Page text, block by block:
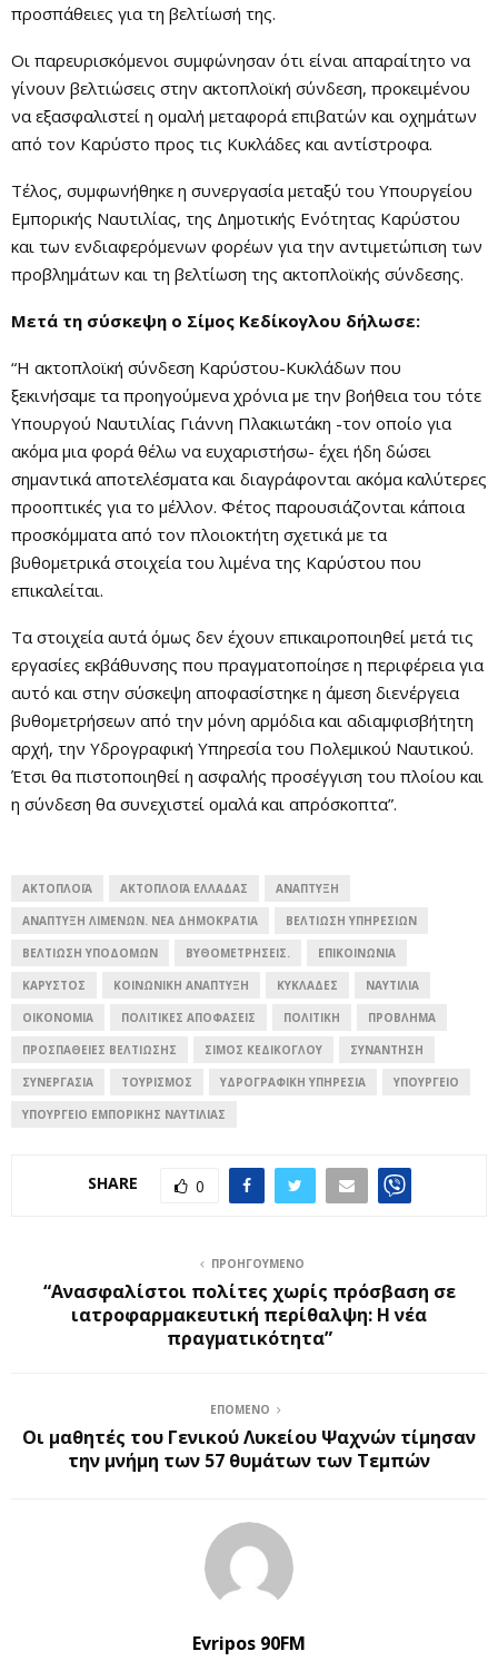
προσπάθειες για τη βελτίωσή της.
Οι παρευρισκόμενοι συμφώνησαν ότι είναι απαραίτητο να
γίνουν βελτιώσεις στην ακτοπλοϊκή σύνδεση, προκειμένου
να εξασφαλιστεί η ομαλή μεταφορά επιβατών και οχημάτων
από τον Καρύστο προς τις Κυκλάδες και αντίστροφα.
Τέλος, συμφωνήθηκε η συνεργασία μεταξύ του Υπουργείου
Εμπορικής Ναυτιλίας, της Δημοτικής Ενότητας Καρύστου
και των ενδιαφερόμενων φορέων για την αντιμετώπιση των
προβλημάτων και τη βελτίωση της ακτοπλοϊκής σύνδεσης.
Μετά τη σύσκεψη ο Σίμος Κεδίκογλου δήλωσε:
“Η ακτοπλοϊκή σύνδεση Καρύστου-Κυκλάδων που
ξεκινήσαμε τα προηγούμενα χρόνια με την βοήθεια του τότε
Υπουργού Ναυτιλίας Γιάννη Πλακιωτάκη -τον οποίο για
ακόμα μια φορά θέλω να ευχαριστήσω- έχει ήδη δώσει
σημαντικά αποτελέσματα και διαγράφονται ακόμα καλύτερες
προοπτικές για το μέλλον. Φέτος παρουσιάζονται κάποια
προσκόμματα από τον πλοιοκτήτη σχετικά με τα
βυθομετρικά στοιχεία του λιμένα της Καρύστου που
επικαλείται.
Τα στοιχεία αυτά όμως δεν έχουν επικαιροποιηθεί μετά τις
εργασίες εκβάθυνσης που πραγματοποίησε η περιφέρεια για
αυτό και στην σύσκεψη αποφασίστηκε η άμεση διενέργεια
βυθομετρήσεων από την μόνη αρμόδια και αδιαμφισβήτητη
αρχή, την Υδρογραφική Υπηρεσία του Πολεμικού Ναυτικού.
Έτσι θα πιστοποιηθεί η ασφαλής προσέγγιση του πλοίου και
η σύνδεση θα συνεχιστεί ομαλά και απρόσκοπτα”.
ΑΚΤΟΠΛΟΪ́Α ΑΚΤΟΠΛΟΪ́Α ΕΛΛΆΔΑΣ ΑΝΑΠΤΥΞΗ
ΑΝΆΠΤΥΞΗ ΛΙΜΈΝΩΝ. ΝΈΑ ΔΗΜΟΚΡΑΤΊΑ ΒΕΛΤΊΩΣΗ ΥΠΗΡΕΣΙΏΝ
ΒΕΛΤΊΩΣΗ ΥΠΟΔΟΜΏΝ ΒΥΘΟΜΕΤΡΉΣΕΙΣ. ΕΠΙΚΟΙΝΩΝΊΑ
ΚΑΡΎΣΤΟΣ ΚΟΙΝΩΝΙΚΉ ΑΝΆΠΤΥΞΗ ΚΥΚΛΆΔΕΣ ΝΑΥΤΙΛΊΑ
ΟΙΚΟΝΟΜΙΑ ΠΟΛΙΤΙΚΈΣ ΑΠΟΦΆΣΕΙΣ ΠΟΛΙΤΙΚΉ ΠΡΌΒΛΗΜΑ
ΠΡΟΣΠΆΘΕΙΕΣ ΒΕΛΤΊΩΣΗΣ ΣΊΜΟΣ ΚΕΔΊΚΟΓΛΟΥ ΣΥΝΑΝΤΗΣΗ
ΣΥΝΕΡΓΑΣΙΑ ΤΟΥΡΙΣΜΌΣ ΥΔΡΟΓΡΑΦΙΚΉ ΥΠΗΡΕΣΊΑ ΥΠΟΥΡΓΕΙΟ
ΥΠΟΥΡΓΕΊΟ ΕΜΠΟΡΙΚΉΣ ΝΑΥΤΙΛΊΑΣ
SHARE 0
ΠΡΟΗΓΟΎΜΕΝΟ
“Ανασφαλίστοι πολίτες χωρίς πρόσβαση σε
ιατροφαρμακευτική περίθαλψη: Η νέα
πραγματικότητα”
ΕΠΌΜΕΝΟ
Οι μαθητές του Γενικού Λυκείου Ψαχνών τίμησαν
την μνήμη των 57 θυμάτων των Τεμπών
Evripos 90FM